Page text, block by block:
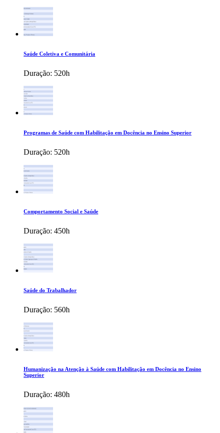
Saúde Coletiva e Comunitária
Duração: 520h
Programas de Saúde com Habilitação em Docência no Ensino Superior
Duração: 520h
Comportamento Social e Saúde
Duração: 450h
Saúde do Trabalhador
Duração: 560h
Humanização na Atenção à Saúde com Habilitação em Docência no Ensino
Superior
Duração: 480h